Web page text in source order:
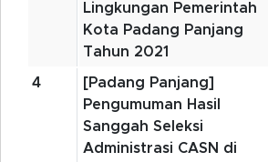
Lingkungan Pemerintah
Kota Padang Panjang
Tahun 2021
4
[Padang Panjang]
Pengumuman Hasil
Sanggah Seleksi
Administrasi CASN di